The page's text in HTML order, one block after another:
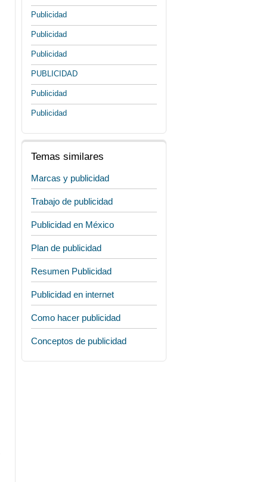
Publicidad
Publicidad
Publicidad
PUBLICIDAD
Publicidad
Publicidad
Temas similares
Marcas y publicidad
Trabajo de publicidad
Publicidad en México
Plan de publicidad
Resumen Publicidad
Publicidad en internet
Como hacer publicidad
Conceptos de publicidad